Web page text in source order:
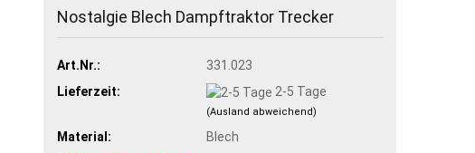
Nostalgie Blech Dampftraktor Trecker
Art.Nr.:
331.023
Lieferzeit:
2-5 Tage
(Ausland abweichend)
Material:
Blech